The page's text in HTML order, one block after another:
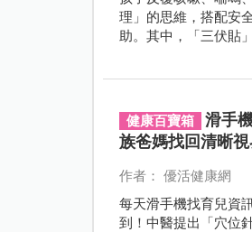
理」的思維，搭配安
助。其中，「三伏貼
健康百寶箱
滑手
族爸媽找回清晰
作者： 優活健康網
每天滑手機找育兒資
到！中醫提出「穴位